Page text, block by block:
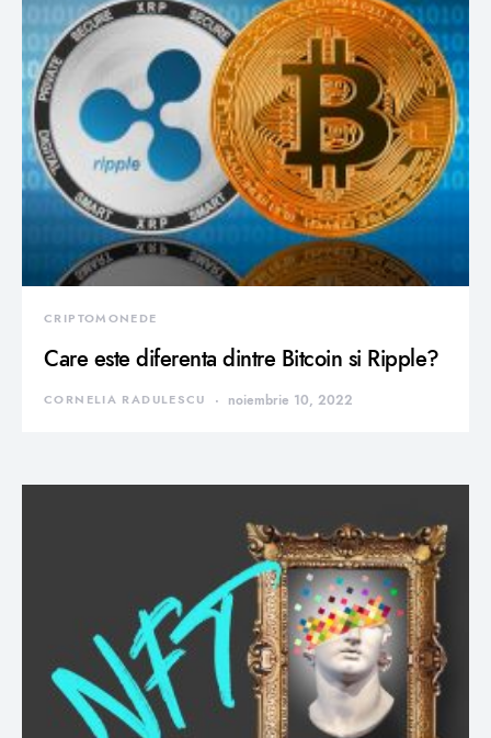
CRIPTOMONEDE
Care este diferenta dintre Bitcoin si Ripple?
CORNELIA RADULESCU noiembrie 10, 2022